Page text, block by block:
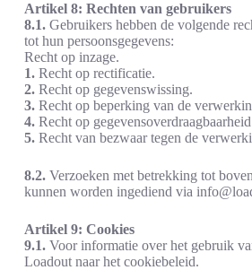
Artikel 8: Rechten van gebruikers
8.1.Gebruikers hebben de volgende
tot hun persoonsgegevens:
Recht op inzage.
1.Recht op rectificatie.
2.Recht op gegevenswissing.
3.Recht op beperking van de
4.Recht op
5.Recht van bezwaar tegen de
8.2.Verzoeken met betrekking tot
kunnen worden ingediend via
Artikel 9: Cookies
9.1.Voor informatie over het gebruik
Loadout naar het cookiebeleid.